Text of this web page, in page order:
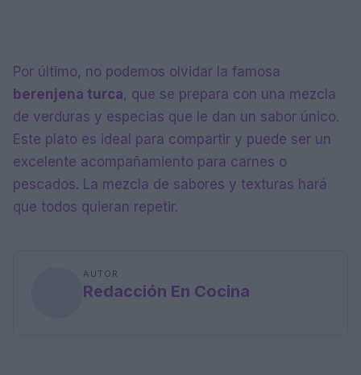
Por último, no podemos olvidar la famosa
berenjena turca, que se prepara con una mezcla
de verduras y especias que le dan un sabor único.
Este plato es ideal para compartir y puede ser un
excelente acompañamiento para carnes o
pescados. La mezcla de sabores y texturas hará
que todos quieran repetir.
AUTOR
Redacción En Cocina